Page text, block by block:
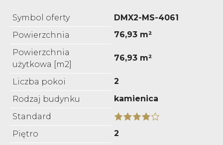
Symbol oferty
DMX2-MS-4061
Powierzchnia
76,93 m²
Powierzchnia
użytkowa [m2]
76,93 m²
Liczba pokoi
2
Rodzaj budynku
kamienica
Standard
Piętro
2